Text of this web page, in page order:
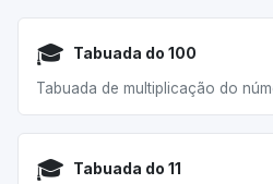
🎓 Tabuada do 100
Tabuada de multiplicação do
🎓 Tabuada do 11